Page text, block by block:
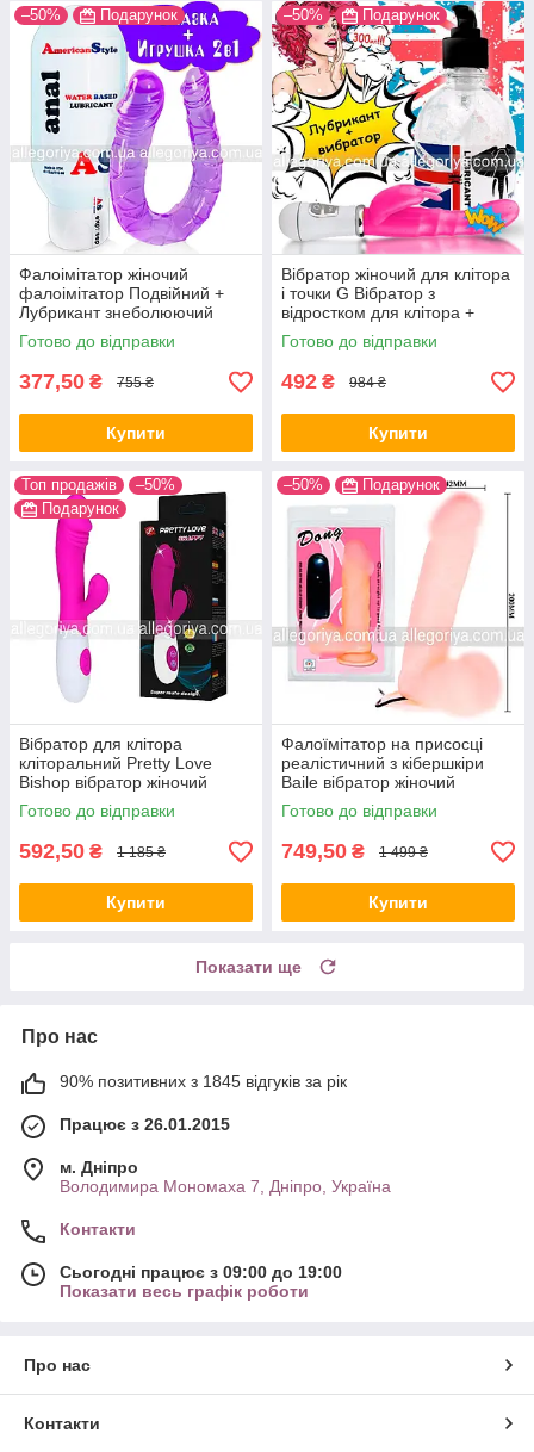
–50% Подарунок
Фалоімітатор жіночий
фалоімітатор Подвійний +
Лубрикант знеболюючий
American Style Фалоімітатор
Готово до відправки
377,50 ₴ 755 ₴
Купити
–50% Подарунок
Вібратор жіночий для клітора
і точки G Вібратор з
відростком для клітора +
Анальна змазка 300 мл
Готово до відправки
492 ₴ 984 ₴
Купити
Топ продажів
–50%
Подарунок
Вібратор для клітора
кліторальний Pretty Love
Bishop вібратор жіночий
Жіночий вібратор для клітора
Готово до відправки
592,50 ₴ 1 185 ₴
Купити
–50% Подарунок
Фалоїмітатор на присосці
реалістичний з кібершкіри
Baile вібратор жіночий
вібростимулятор
Готово до відправки
749,50 ₴ 1 499 ₴
Купити
Показати ще
Про нас
90% позитивних з 1845 відгуків за рік
Працює з 26.01.2015
м. Дніпро
Володимира Мономаха 7, Дніпро, Україна
Контакти
Сьогодні працює з 09:00 до 19:00
Показати весь графік роботи
Про нас
Контакти